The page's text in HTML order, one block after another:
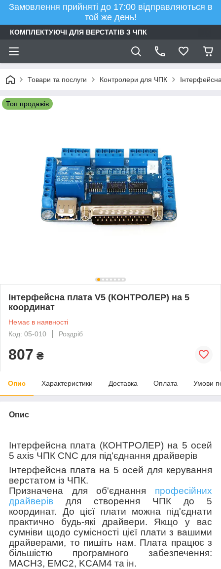
Замовлення прийняті до 17:00 відправляються в
той же день!
КОМПЛЕКТУЮЧІ ДЛЯ ВЕРСТАТІВ З ЧПК
Товари та послуги Контролери для ЧПК
Топ продажів
Інтерфейсна плата V5 (КОНТРОЛЕР) на 5
координат
Немає в наявності
Код: 05-010
Роздріб
807 ₴
Опис Характеристики Доставка Оплата Умови
Опис
Інтерфейсна плата (КОНТРОЛЕР) на 5 осей
5 axis ЧПК CNC для під'єднання драйверів
Інтерфейсна плата на 5 осей для керування
верстатом із ЧПК.
Призначена для об'єднання професійних
драйверів
для створення ЧПК до 5
координат. До цієї плати можна під'єднати
практично будь-які драйвери. Якщо у вас
сумніви щодо сумісності цієї плати з вашими
драйверами, то пишіть нам. Плата працює з
більшістю програмного забезпечення:
MACH3, EMC2, KCAM4 та ін.